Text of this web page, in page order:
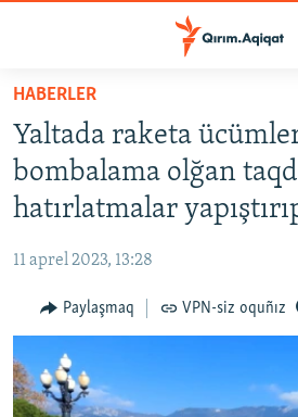
Esas
qaytmaq
Baş
navigatsiyağa
qaytmaq
Qıdıruvğa
qaytmaq
HABERLER
SİYASET
İQTİSADİYAT
MEDENİYET
İNSAN AQLARI
VİDEO
SÜRET
HABERLER
Yaltada raketa
bombalama olğan
hatırlatmalar
11 aprel 2023, 13:28
Paylaşmaq VPN-siz oquñız